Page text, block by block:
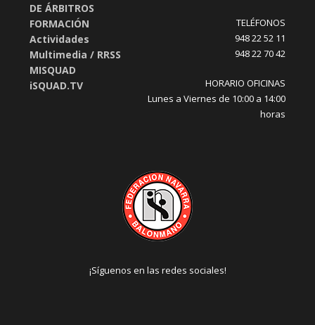
DE ÁRBITROS
FORMACIÓN
Actividades
Multimedia / RRSS
MISQUAD
iSQUAD.TV
TELÉFONOS
948 22 52 11
948 22 70 42
HORARIO OFICINAS
Lunes a Viernes de 10:00 a 14:00
horas
¡Síguenos en las redes sociales!